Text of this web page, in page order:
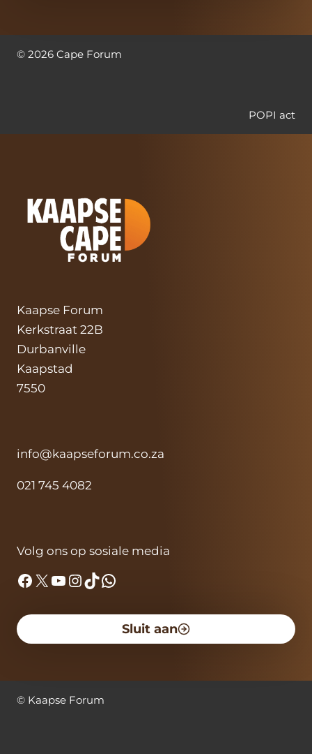
© 2026 Cape Forum
POPI act
Kaapse Forum
Kerkstraat 22B
Durbanville
Kaapstad
7550
info@kaapseforum.co.za
021 745 4082
Volg ons op sosiale media
Facebook
X YouTube
Instagram
TikTok
WhatsApp
Sluit aan
© Kaapse Forum